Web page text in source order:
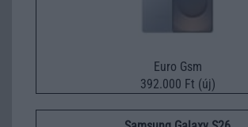
Euro Gsm
392.000 Ft (új)